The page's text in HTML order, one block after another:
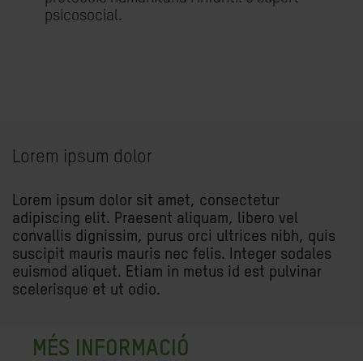
psicosocial.
Lorem ipsum dolor
Lorem ipsum dolor sit amet, consectetur
adipiscing elit. Praesent aliquam, libero vel
convallis dignissim, purus orci ultrices nibh, quis
suscipit mauris mauris nec felis. Integer sodales
euismod aliquet. Etiam in metus id est pulvinar
scelerisque et ut odio.
MÉS INFORMACIÓ